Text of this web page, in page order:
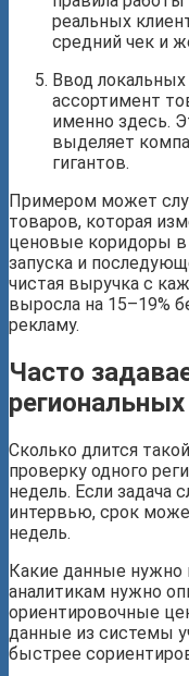
реальных
средний чек и
Ввод
ассортимент
именно здесь.
выделяет
гигантов.
Примером может
товаров, которая
ценовые коридоры в
запуска и
чистая выручка с
выросла на 15–19%
рекламу.
Часто
Сколько длится
проверку одного
недель. Если задача
интервью, срок
недель.
Какие данные нужно
аналитикам нужно
ориентировочные
данные из системы
быстрее